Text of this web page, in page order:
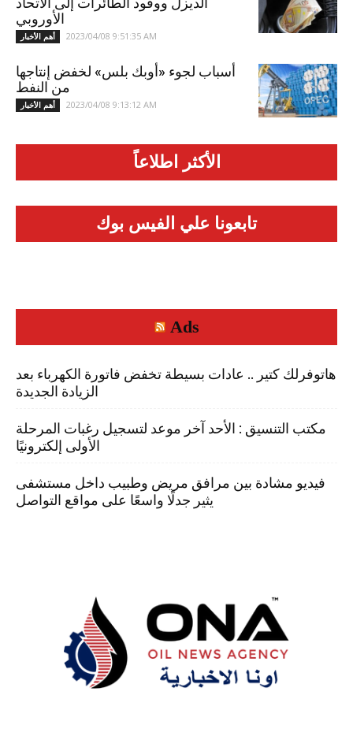
الأوروبي
أهم الأخبار 2023/04/08 9:51:35 AM
أسباب لجوء «أوبك بلس» لخفض إنتاجها
من النفط
أهم الأخبار 2023/04/08 9:13:12 AM
الأكثر اطلاعاً
تابعونا علي الفيس بوك
Ads
هاتوفرلك كتير .. عادات بسيطة تخفض فاتورة الكهرباء بعد
الزيادة الجديدة
مكتب التنسيق : الأحد آخر موعد لتسجيل رغبات المرحلة
الأولى إلكترونيًا
فيديو مشادة بين مرافق مريض وطبيب داخل مستشفى
يثير جدلًا واسعًا على مواقع التواصل